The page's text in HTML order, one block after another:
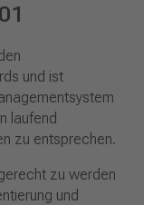
und ist
laufend
zu entsprechen.
zu werden
und